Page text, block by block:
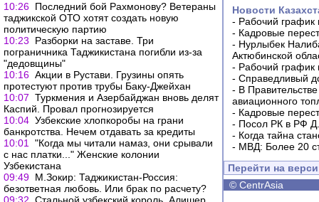
10:26 Последний бой Рахмонову? Ветераны
таджикской ОТО хотят создать новую
политическую партию
10:23
Разборки на заставе. Три
пограничника Таджикистана погибли из-за
"дедовщины"
10:16 Акции в Рустави. Грузины опять
протестуют против трубы Баку-Джейхан
10:07 Туркмения и Азербайджан вновь делят
Каспий. Провал прогнозируется
10:04 Узбекские хлопкоробы на грани
банкротства. Нечем отдавать за кредиты
10:01
"Когда мы читали намаз, они срывали
с нас платки..." Женские колонии
Узбекистана
09:49 М.Зокир: Таджикистан-Россия:
безответная любовь. Или брак по расчету?
Новости
- Рабочий график
- Кадровые
- Нурлыбек
Актюбинской
- Рабочий график
- Справедливый
- В
авиационного
- Кадровые
- Посол РК в РФ
- Когда тайна
- МВД: Более 20
Перейти на
© CentrAsia